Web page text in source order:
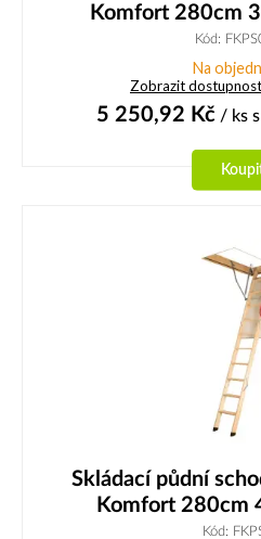
Komfort 280cm
Kód:
Na
Zobrazit
5 250,92 Kč/ ks
Skládací půdní
Komfort 280cm
Kód: